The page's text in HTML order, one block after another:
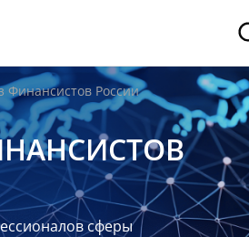
Финансистов России
сферы